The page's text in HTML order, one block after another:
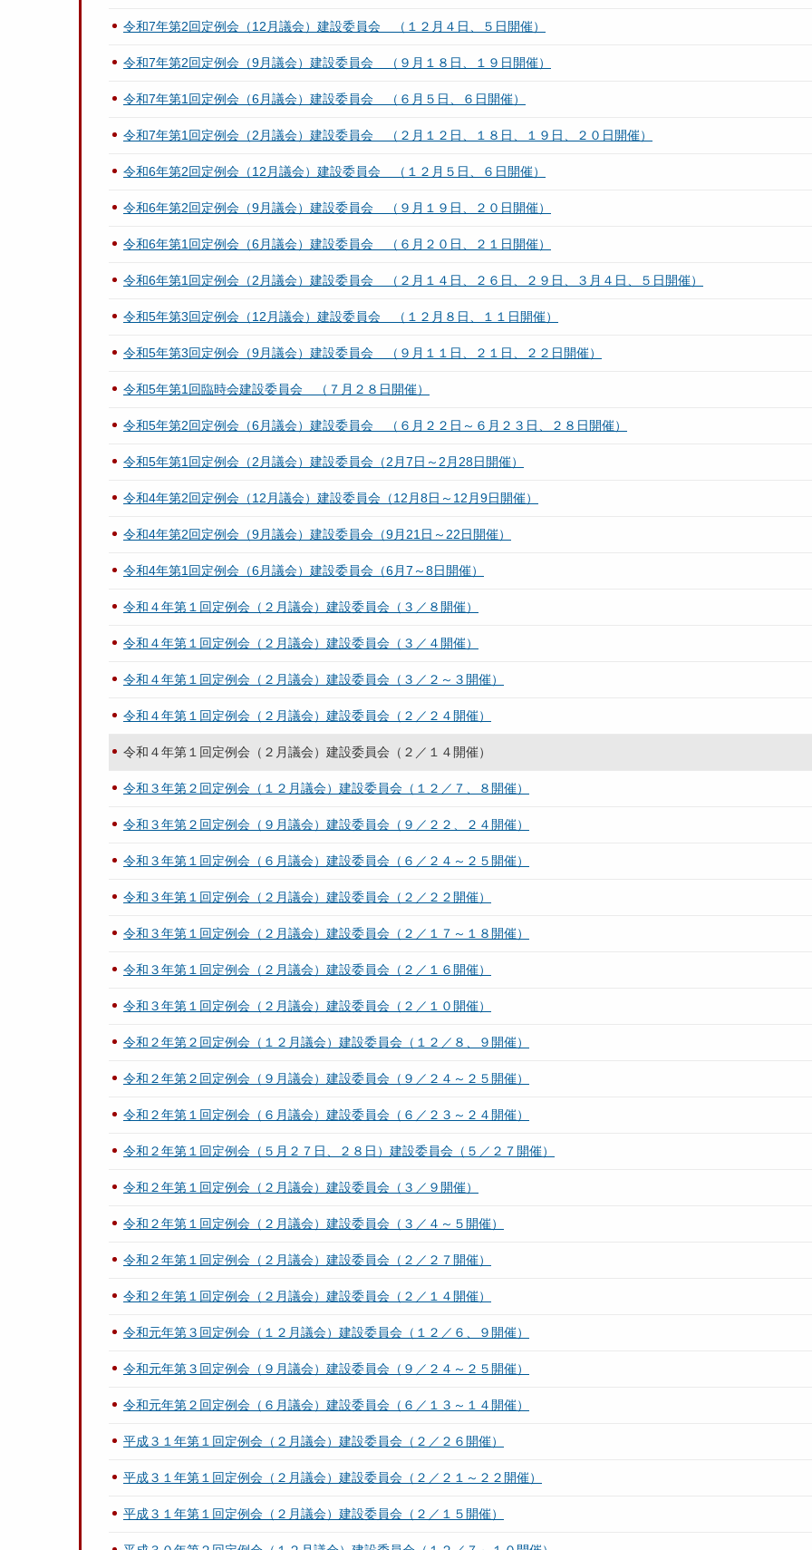
令和7年第2回定例会（12月議会）建設委員会 （１２月４日、５日開催）
令和7年第2回定例会（9月議会）建設委員会 （９月１８日、１９日開催）
令和7年第1回定例会（6月議会）建設委員会 （６月５日、６日開催）
令和7年第1回定例会（2月議会）建設委員会 （２月１２日、１８日、１９日、２０日開催）
令和6年第2回定例会（12月議会）建設委員会 （１２月５日、６日開催）
令和6年第2回定例会（9月議会）建設委員会 （９月１９日、２０日開催）
令和6年第1回定例会（6月議会）建設委員会 （６月２０日、２１日開催）
令和6年第1回定例会（2月議会）建設委員会 （２月１４日、２６日、２９日、３月４日、５日開催）
令和5年第3回定例会（12月議会）建設委員会 （１２月８日、１１日開催）
令和5年第3回定例会（9月議会）建設委員会 （９月１１日、２１日、２２日開催）
令和5年第1回臨時会建設委員会 （７月２８日開催）
令和5年第2回定例会（6月議会）建設委員会 （６月２２日～６月２３日、２８日開催）
令和5年第1回定例会（2月議会）建設委員会（2月7日～2月28日開催）
令和4年第2回定例会（12月議会）建設委員会（12月8日～12月9日開催）
令和4年第2回定例会（9月議会）建設委員会（9月21日～22日開催）
令和4年第1回定例会（6月議会）建設委員会（6月7～8日開催）
令和４年第１回定例会（２月議会）建設委員会（３／８開催）
令和４年第１回定例会（２月議会）建設委員会（３／４開催）
令和４年第１回定例会（２月議会）建設委員会（３／２～３開催）
令和４年第１回定例会（２月議会）建設委員会（２／２４開催）
令和４年第１回定例会（２月議会）建設委員会（２／１４開催）
令和３年第２回定例会（１２月議会）建設委員会（１２／７、８開催）
令和３年第２回定例会（９月議会）建設委員会（９／２２、２４開催）
令和３年第１回定例会（６月議会）建設委員会（６／２４～２５開催）
令和３年第１回定例会（２月議会）建設委員会（２／２２開催）
令和３年第１回定例会（２月議会）建設委員会（２／１７～１８開催）
令和３年第１回定例会（２月議会）建設委員会（２／１６開催）
令和３年第１回定例会（２月議会）建設委員会（２／１０開催）
令和２年第２回定例会（１２月議会）建設委員会（１２／８、９開催）
令和２年第２回定例会（９月議会）建設委員会（９／２４～２５開催）
令和２年第１回定例会（６月議会）建設委員会（６／２３～２４開催）
令和２年第１回定例会（５月２７日、２８日）建設委員会（５／２７開催）
令和２年第１回定例会（２月議会）建設委員会（３／９開催）
令和２年第１回定例会（２月議会）建設委員会（３／４～５開催）
令和２年第１回定例会（２月議会）建設委員会（２／２７開催）
令和２年第１回定例会（２月議会）建設委員会（２／１４開催）
令和元年第３回定例会（１２月議会）建設委員会（１２／６、９開催）
令和元年第３回定例会（９月議会）建設委員会（９／２４～２５開催）
令和元年第２回定例会（６月議会）建設委員会（６／１３～１４開催）
平成３１年第１回定例会（２月議会）建設委員会（２／２６開催）
平成３１年第１回定例会（２月議会）建設委員会（２／２１～２２開催）
平成３１年第１回定例会（２月議会）建設委員会（２／１５開催）